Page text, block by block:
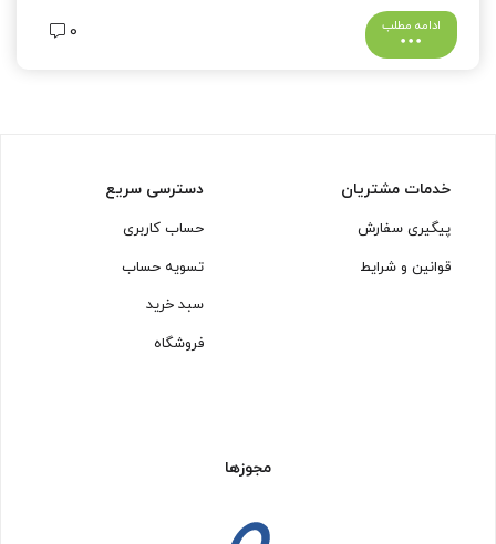
ادامه مطلب 0
خدمات مشتریان
پیگیری سفارش
قوانین و شرایط
دسترسی سریع
حساب کاربری
تسویه حساب
سبد خرید
فروشگاه
مجوزها